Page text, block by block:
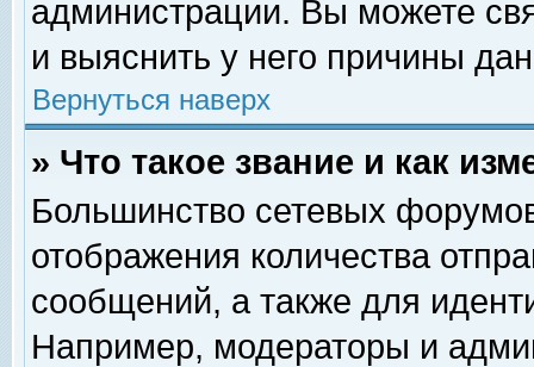
администрации. Вы можете
и выяснить у него причины
Вернуться наверх
» Что такое звание и как
Большинство сетевых
отображения количества
сообщений, а также для
Например, модераторы и